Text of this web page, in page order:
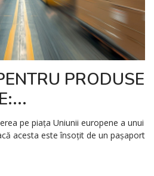
PRODUSE
pe piața Uniunii europene a unui
acesta este însoțit de un pașaport